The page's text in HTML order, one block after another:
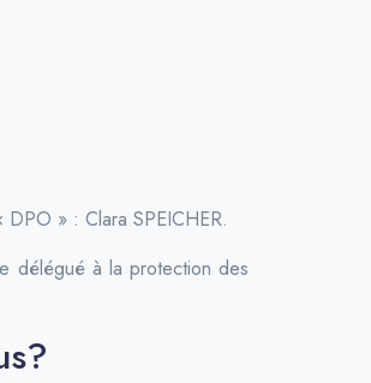
» : Clara SPEICHER.
délégué à la protection des